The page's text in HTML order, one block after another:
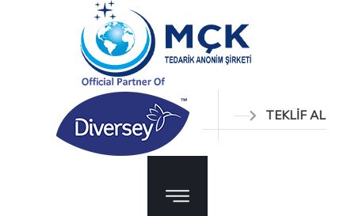
TEKLİF AL